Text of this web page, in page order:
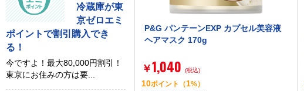
P&G パンテーンEXP カプセル美容液
ヘアマスク 170g
￥1,040 (税込)
10ポイント （1%）
冷蔵庫が東
京ゼロエミ
ポイントで割引購入でき
る！
今ですよ！最大80,000円割引！
東京にお住みの方は要...